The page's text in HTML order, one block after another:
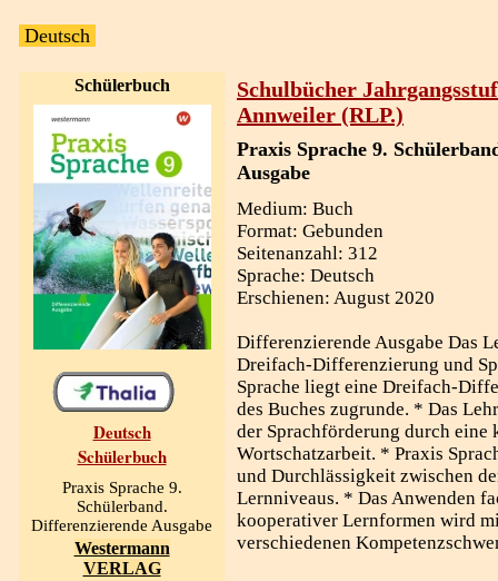
Deutsch
Schülerbuch
Deutsch
Schülerbuch
Praxis Sprache 9.
Schülerband.
Differenzierende Ausgabe
Westermann
VERLAG
Schulbücher
Annweiler (RLP.)
Praxis Sprache 9.
Ausgabe
Medium: Buch
Format: Gebunden
Seitenanzahl: 312
Sprache: Deutsch
Erschienen: August 2020
Differenzierende Ausgabe Das
Dreifach-Differenzierung und
Sprache liegt eine Dreifach-
des Buches zugrunde. * Das
der Sprachförderung durch eine
Wortschatzarbeit. * Praxis
und Durchlässigkeit zwischen
Lernniveaus. * Das Anwenden
kooperativer Lernformen wird
verschiedenen